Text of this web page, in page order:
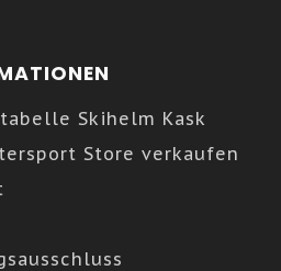
Skihelm Kask
Store verkaufen